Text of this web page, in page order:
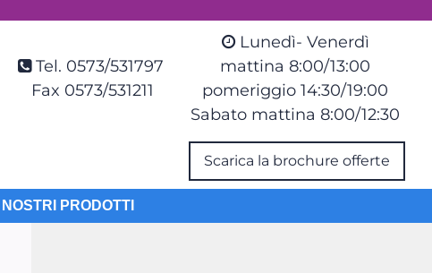
Tel. 0573/531797
Fax 0573/531211
Lunedì- Venerdì
mattina 8:00/13:00
pomeriggio 14:30/19:00
Sabato mattina 8:00/12:30
Scarica la brochure offerte
I NOSTRI PRODOTTI